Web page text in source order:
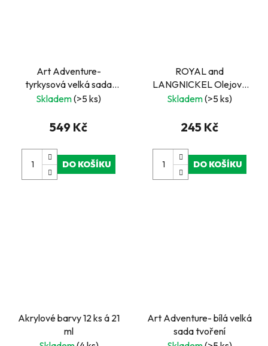
Art Adventure-
tyrkysová velká sada
tvoření
Skladem(>5 ks)
549 Kč
DO KOŠÍKU
ROYAL and
LANGNICKEL Olejové
barvy 12 ks á 12ml
Skladem(>5 ks)
245 Kč
DO KOŠÍKU
Akrylové barvy 12 ks á 21
ml
Art Adventure- bílá velká
sada tvoření